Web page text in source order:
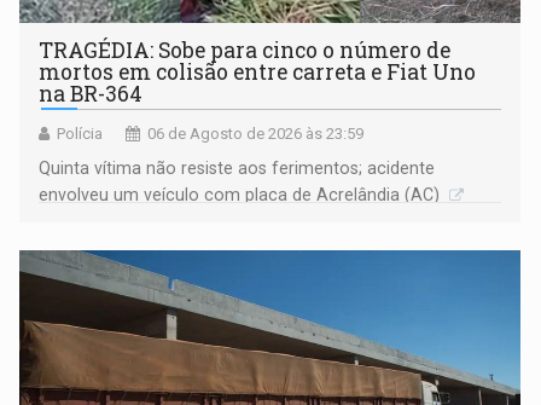
TRAGÉDIA: Sobe para cinco o número de
mortos em colisão entre carreta e Fiat Uno
na BR-364
Polícia 06 de Agosto de 2026 às 23:59
Quinta vítima não resiste aos ferimentos; acidente
envolveu um veículo com placa de Acrelândia (AC)